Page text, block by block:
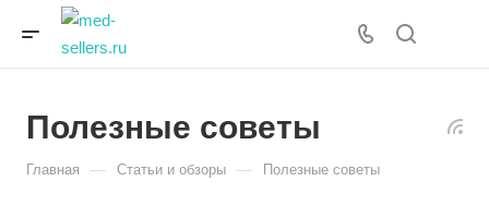
Полезные советы
Главная — Статьи и обзоры — Полезные советы